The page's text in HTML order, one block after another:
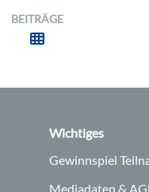
BEITRÄGE
Wichtiges
Gewinnspiel
Mediadaten &